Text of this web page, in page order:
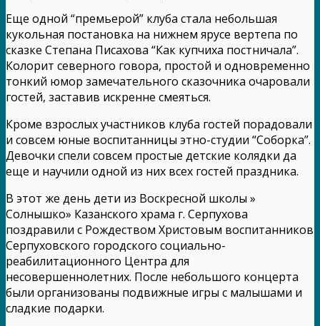
Еще одной “премьерой” клуба стала небольшая
кукольная постановка на нижнем ярусе вертепа по
сказке Степана Писахова “Как купчиха постничала”.
Колорит северного говора, простой и одновременно
тонкий юмор замечательного сказочника очаровали
гостей, заставив искренне смеяться.
Кроме взрослых участников клуба гостей порадовали
и совсем юные воспитанницы этно-студии “Соборка”.
Девочки спели совсем простые детские колядки да
еще и научили одной из них всех гостей праздника.
В этот же день дети из Воскресной школы »
Солнышко» Казанского храма г. Серпухова
поздравили с Рождеством Христовым воспитанников
Серпуховского городского социально-
реабилитационного Центра для
несовершеннолетних. После небольшого концерта
были организованы подвижные игры с малышами и
сладкие подарки.